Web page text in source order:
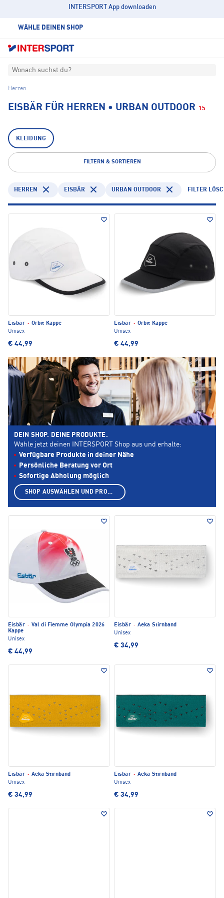
INTERSPORT App downloaden
WÄHLE DEINEN SHOP
Wonach suchst du?
Herren
EISBÄR FÜR HERREN • URBAN OUTDOOR 15
KLEIDUNG
FILTERN & SORTIEREN
HERREN EISBÄR URBAN OUTDOOR FILTER
Eisbär · Orbit Kappe
Unisex
€ 44,99
Eisbär · Orbit Kappe
Unisex
€ 44,99
Eisbär · Val di Fiemme Olympia 2026
Kappe
Unisex
€ 44,99
Eisbär · Aeka Stirnband
Unisex
€ 34,99
Eisbär · Aeka Stirnband
Unisex
€ 34,99
Eisbär · Aeka Stirnband
Unisex
€ 34,99
DEIN SHOP. DEINE PRODUKTE.
Wähle jetzt deinen INTERSPORT Shop aus und erhalte:
Verfügbare Produkte in deiner Nähe
Persönliche Beratung vor Ort
Sofortige Abholung möglich
SHOP AUSWÄHLEN UND PRODUKTE ANZEIGEN